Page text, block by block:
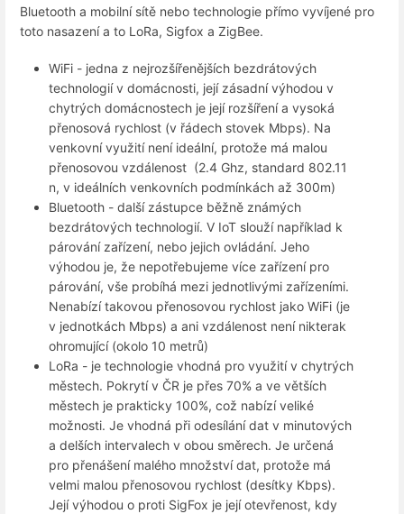
Bluetooth a mobilní sítě nebo technologie přímo vyvíjené pro
toto nasazení a to LoRa, Sigfox a ZigBee.
WiFi - jedna z nejrozšířenějších bezdrátových
technologií v domácnosti, její zásadní výhodou v
chytrých domácnostech je její rozšíření a vysoká
přenosová rychlost (v řádech stovek Mbps). Na
venkovní využití není ideální, protože má malou
přenosovou vzdálenost (2.4 Ghz, standard 802.11
n, v ideálních venkovních podmínkách až 300m)
Bluetooth - další zástupce běžně známých
bezdrátových technologií. V IoT slouží například k
párování zařízení, nebo jejich ovládání. Jeho
výhodou je, že nepotřebujeme více zařízení pro
párování, vše probíhá mezi jednotlivými zařízeními.
Nenabízí takovou přenosovou rychlost jako WiFi (je
v jednotkách Mbps) a ani vzdálenost není nikterak
ohromující (okolo 10 metrů)
LoRa - je technologie vhodná pro využití v chytrých
městech. Pokrytí v ČR je přes 70% a ve větších
městech je prakticky 100%, což nabízí veliké
možnosti. Je vhodná při odesílání dat v minutových
a delších intervalech v obou směrech. Je určená
pro přenášení malého množství dat, protože má
velmi malou přenosovou rychlost (desítky Kbps).
Její výhodou o proti SigFox je její otevřenost, kdy